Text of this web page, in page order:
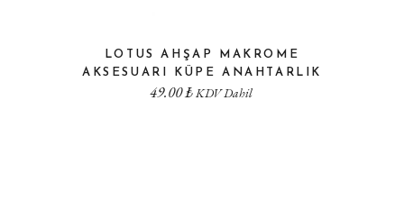
LOTUS AHŞAP MAKROME
AKSESUARI KÜPE ANAHTARLIK
49.00₺KDV Dahil